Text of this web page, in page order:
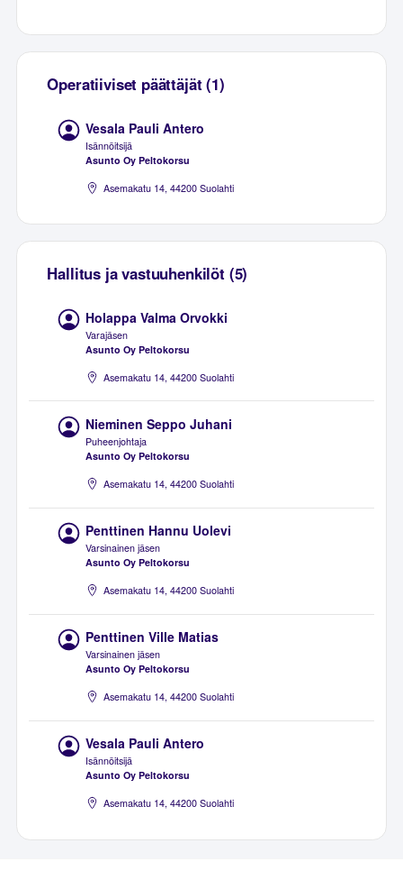
Operatiiviset päättäjät (1)
Vesala Pauli Antero
Isännöitsijä
Asunto Oy Peltokorsu
Asemakatu 14, 44200 Suolahti
Hallitus ja vastuuhenkilöt (5)
Holappa Valma Orvokki
Varajäsen
Asunto Oy Peltokorsu
Asemakatu 14, 44200 Suolahti
Nieminen Seppo Juhani
Puheenjohtaja
Asunto Oy Peltokorsu
Asemakatu 14, 44200 Suolahti
Penttinen Hannu Uolevi
Varsinainen jäsen
Asunto Oy Peltokorsu
Asemakatu 14, 44200 Suolahti
Penttinen Ville Matias
Varsinainen jäsen
Asunto Oy Peltokorsu
Asemakatu 14, 44200 Suolahti
Vesala Pauli Antero
Isännöitsijä
Asunto Oy Peltokorsu
Asemakatu 14, 44200 Suolahti